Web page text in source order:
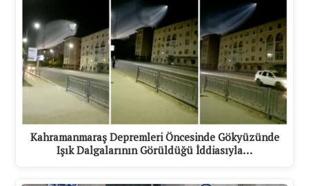
Kahramanmaraş Depremleri Öncesinde Gökyüzünde
Işık Dalgalarının Görüldüğü İddiasıyla…